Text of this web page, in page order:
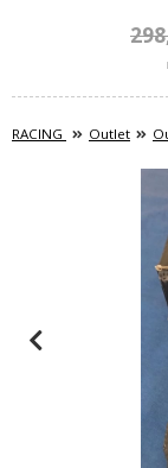
RACING Outlet